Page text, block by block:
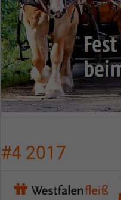
#4 2017